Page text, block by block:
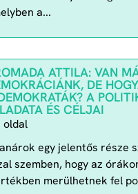
a...
ATTILA: VAN
DE
A
ÉS CÉLJAI
oldal
egy jelentős része
szemben, hogy az
merülhetnek fel